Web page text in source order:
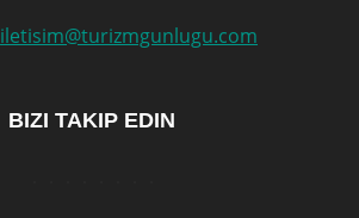
iletisim@turizmgunlugu.com
BIZI TAKIP EDIN